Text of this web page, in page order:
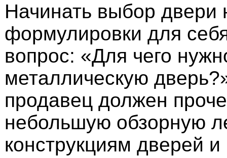
Начинать выбор двери
формулировки для
вопрос: «Для чего
металлическую
продавец должен
небольшую обзорную
конструкциям дверей